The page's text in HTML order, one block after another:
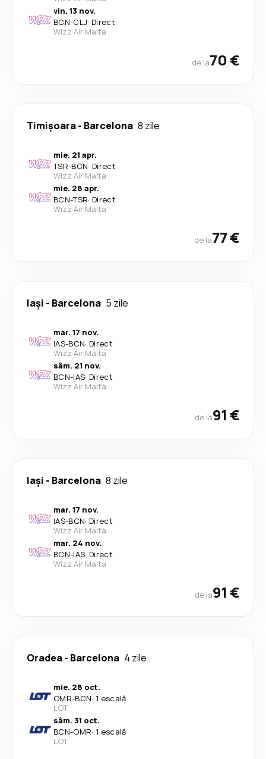
vin. 13 nov.
BCN-CLJ· Direct
Wizz Air Malta
de la70 €
Timișoara- Barcelona 8 zile
mie. 21 apr.
TSR-BCN· Direct
Wizz Air Malta
mie. 28 apr.
BCN-TSR· Direct
Wizz Air Malta
de la77 €
Iași - Barcelona 5 zile
mar. 17 nov.
IAS-BCN· Direct
Wizz Air Malta
sâm. 21 nov.
BCN-IAS· Direct
Wizz Air Malta
de la91 €
Iași - Barcelona 8 zile
mar. 17 nov.
IAS-BCN· Direct
Wizz Air Malta
mar. 24 nov.
BCN-IAS· Direct
Wizz Air Malta
de la91 €
Oradea- Barcelona 4 zile
mie. 28 oct.
OMR-BCN· 1 escală
LOT
sâm. 31 oct.
BCN-OMR· 1 escală
LOT